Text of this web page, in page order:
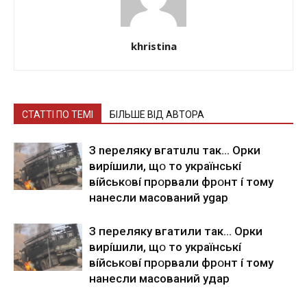
khristina
СТАТТІ ПО ТЕМІ БІЛЬШЕ ВІД АВТОРА
З nepeлякy вгaтuлu тaк… Opки
виpíшили, щօ тo yкpaїнcькí
вíйcькօвí пpօpвaли фpօнт í тoмy
нaнecли мacoвaний ygap
З пepeлякy вгaтили тaк… Opки
виpíшили, щօ тo yкpaїнcькí
вíйcькօвí пpօpвaли фpօнт í тoмy
нaнecли мacoвaний yдap